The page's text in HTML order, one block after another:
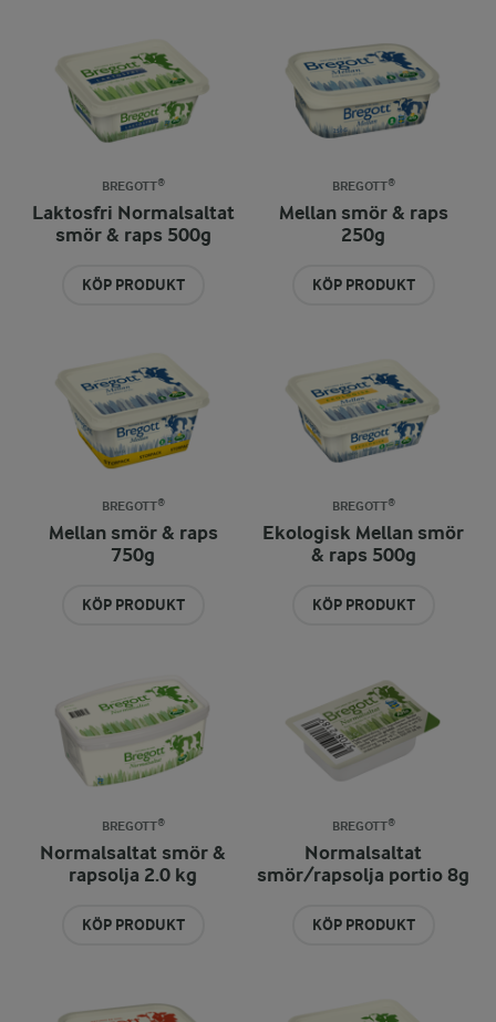
BREGOTT®
Laktosfri Normalsaltat
smör & raps 500g
KÖP PRODUKT
BREGOTT®
Mellan smör & raps
250g
KÖP PRODUKT
BREGOTT®
Mellan smör & raps
750g
KÖP PRODUKT
BREGOTT®
Ekologisk Mellan smör
& raps 500g
KÖP PRODUKT
BREGOTT®
Normalsaltat smör &
rapsolja 2.0 kg
KÖP PRODUKT
BREGOTT®
Normalsaltat
smör/rapsolja portio 8g
KÖP PRODUKT